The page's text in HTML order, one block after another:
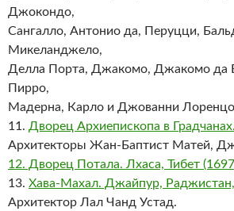
Джокондо,
Сангалло, Антонио да, Перуцци,
Микеланджело,
Делла Порта, Джакомо, Джакомо да
Пирро,
Мадерна, Карло и Джованни
11. Дворец Архиепископа в
Архитекторы Жан-Баптист Матей,
12. Дворец Потала. Лхаса, Тибет
13. Хава-Махал. Джайпур,
Архитектор Лал Чанд Устад.